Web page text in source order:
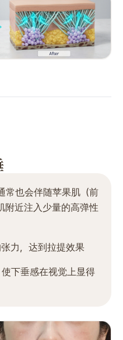
常也会伴随苹果肌（前
附近注入少量的高弹性
力，达到拉提效果
下垂感在视觉上显得